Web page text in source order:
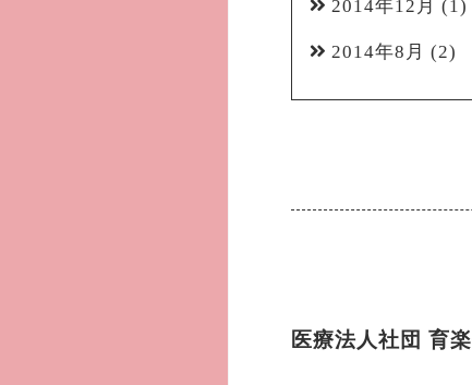
2014年12月 (1)
2014年8月 (2)
医療法人社団 育